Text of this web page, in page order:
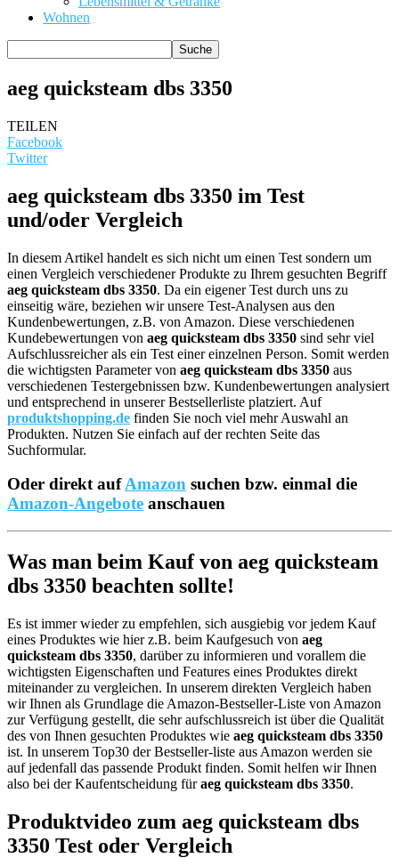
Wohnen
aeg quicksteam dbs 3350
TEILEN
Facebook
Twitter
aeg quicksteam dbs 3350 im Test
und/oder Vergleich
In diesem Artikel handelt es sich nicht um einen Test sondern um
einen Vergleich verschiedener Produkte zu Ihrem gesuchten Begriff
aeg quicksteam dbs 3350. Da ein eigener Test durch uns zu
einseitig wäre, beziehen wir unsere Test-Analysen aus den
Kundenbewertungen, z.B. von Amazon. Diese verschiedenen
Kundebewertungen von aeg quicksteam dbs 3350 sind sehr viel
Aufschlussreicher als ein Test einer einzelnen Person. Somit werden
die wichtigsten Parameter von aeg quicksteam dbs 3350 aus
verschiedenen Testergebnissen bzw. Kundenbewertungen analysiert
und entsprechend in unserer Bestsellerliste platziert. Auf
produktshopping.de finden Sie noch viel mehr Auswahl an
Produkten. Nutzen Sie einfach auf der rechten Seite das
Suchformular.
Oder direkt aufAmazon suchen bzw. einmal die
Amazon-Angebote anschauen
Was man beim Kauf von aeg quicksteam
dbs 3350 beachten sollte!
Es ist immer wieder zu empfehlen, sich ausgiebig vor jedem Kauf
eines Produktes wie hier z.B. beim Kaufgesuch von aeg
quicksteam dbs 3350, darüber zu informieren und vorallem die
wichtigsten Eigenschaften und Features eines Produktes direkt
miteinander zu vergleichen. In unserem direkten Vergleich haben
wir Ihnen als Grundlage die Amazon-Bestseller-Liste von Amazon
zur Verfügung gestellt, die sehr aufschlussreich ist über die Qualität
des von Ihnen gesuchten Produktes wie aeg quicksteam dbs 3350
ist. In unserem Top30 der Bestseller-liste aus Amazon werden sie
auf jedenfall das passende Produkt finden. Somit helfen wir Ihnen
also bei der Kaufentscheidung füraeg quicksteam dbs 3350.
Produktvideo zum aeg quicksteam dbs
3350 Test oder Vergleich